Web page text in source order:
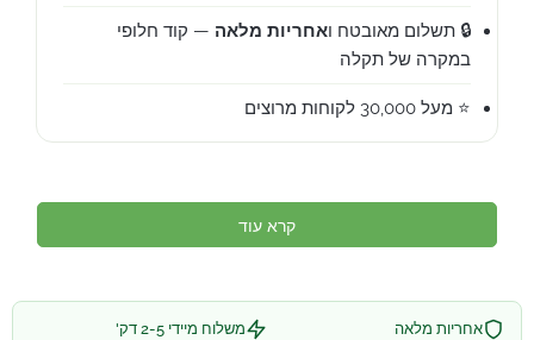
🔒 תשלום מאובטח ואחריות מלאה — קוד חלופי
במקרה של תקלה
⭐ מעל 30,000 לקוחות מרוצים
קרא עוד
אחריות מלאה
משלוח מיידי 2-5 דק'